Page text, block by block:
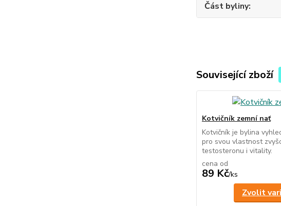
Část byliny
Související zboží
Kotvičník zemní nať
Kotvičník je bylina
pro svou vlastnost
testosteronu i vitality.
cena od
89 Kč/ks
Zvolit